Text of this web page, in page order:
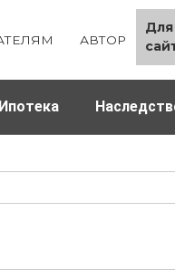
АВТОР
Ипотека